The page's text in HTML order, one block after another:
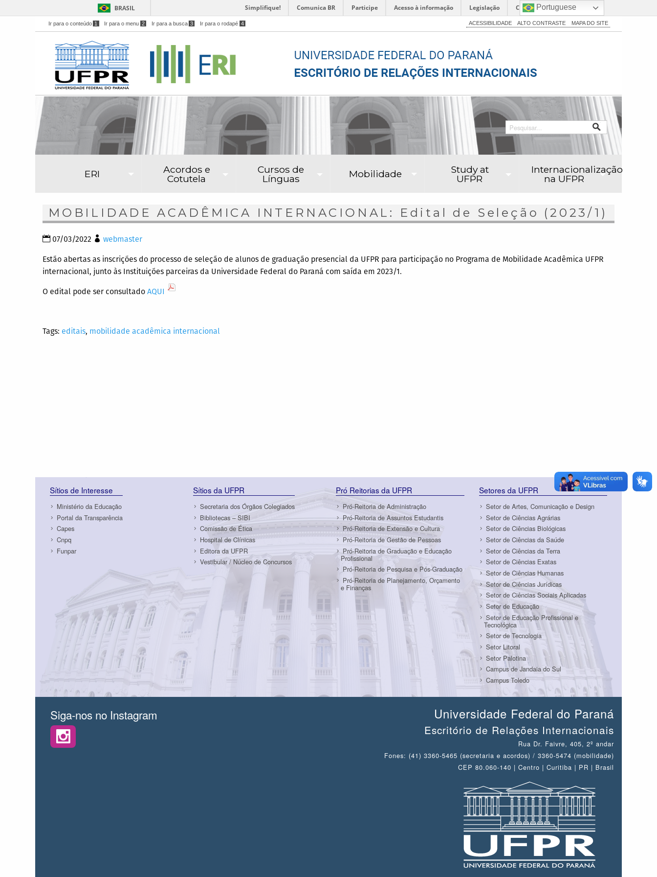
BRASIL Simplifique! Comunica BR Participe Acesso à informação Legislação Canais
Ir para o conteúdo 1 Ir para o menu 2 Ir para a busca 3 Ir para o rodapé 4 ACESSIBILIDADE ALTO CONTRASTE MAPA DO SITE
ERI Acordos e
Cotutela
Cursos de
Línguas Mobilidade Study at
UFPR
Internacionalização
na UFPR
MOBILIDADE ACADÊMICA INTERNACIONAL: Edital de Seleção (2023/1)
07/03/2022 webmaster
Estão abertas as inscrições do processo de seleção de alunos de graduação presencial da UFPR para participação no Programa de Mobilidade Acadêmica UFPR
internacional, junto às Instituições parceiras da Universidade Federal do Paraná com saída em 2023/1.
O edital pode ser consultado AQUI
Tags: editais, mobilidade acadêmica internacional
Sítios de Interesse
Ministério da Educação
Portal da Transparência
Capes
Cnpq
Funpar
Sítios da UFPR
Secretaria dos Órgãos Colegiados
Bibliotecas – SIBI
Comissão de Ética
Hospital de Clínicas
Editora da UFPR
Vestibular / Núcleo de Concursos
Pró Reitorias da UFPR
Pró-Reitoria de Administração
Pró-Reitoria de Assuntos Estudantis
Pró-Reitoria de Extensão e Cultura
Pró-Reitoria de Gestão de Pessoas
Pró-Reitoria de Graduação e Educação
Profissional
Pró-Reitoria de Pesquisa e Pós-Graduação
Pró-Reitoria de Planejamento, Orçamento
e Finanças
Setores da UFPR
Setor de Artes, Comunicação e Design
Setor de Ciências Agrárias
Setor de Ciências Biológicas
Setor de Ciências da Saúde
Setor de Ciências da Terra
Setor de Ciências Exatas
Setor de Ciências Humanas
Setor de Ciências Jurídicas
Setor de Ciências Sociais Aplicadas
Setor de Educação
Setor de Educação Profissional e
Tecnológica
Setor de Tecnologia
Setor Litoral
Setor Palotina
Campus de Jandaia do Sul
Campus Toledo
Siga-nos no Instagram Universidade Federal do Paraná
Escritório de Relações Internacionais
Rua Dr. Faivre, 405, 2º andar
Fones: (41) 3360-5465 (secretaria e acordos) / 3360-5474 (mobilidade)
CEP 80.060-140 | Centro | Curitiba | PR | Brasil
Portuguese